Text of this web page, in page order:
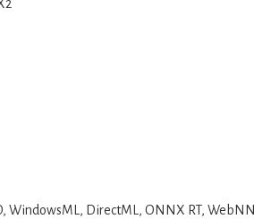
WindowsML, DirectML, ONNX RT, WebNN